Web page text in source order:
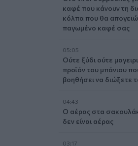
καφέ που κάνουν τη
κόλπα που θα
παγωμένο καφέ σας
05:05
Ούτε ξύδι ούτε
προϊόν του μπάνιου
βοηθήσει να διώξετε
04:43
Ο αέρας στα
δεν είναι αέρας
03:17